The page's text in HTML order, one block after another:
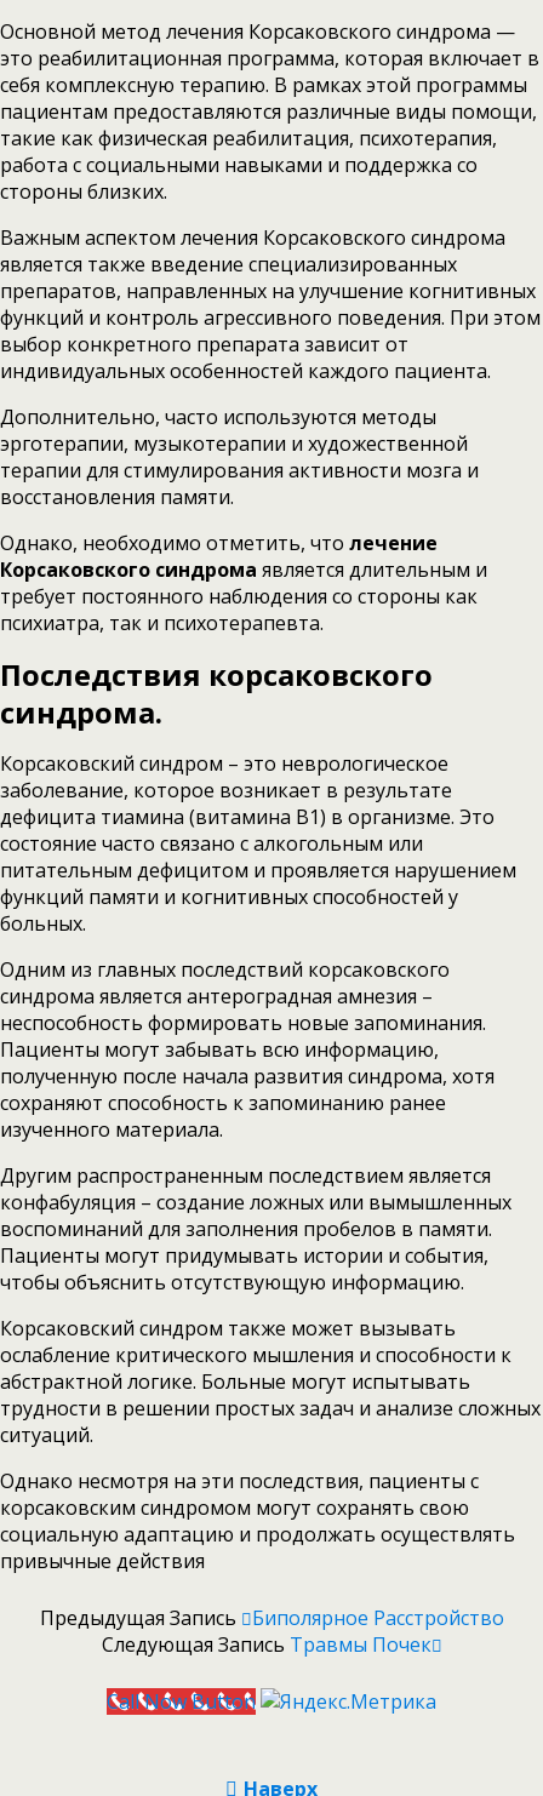
Основной метод лечения Корсаковского синдрома —
это реабилитационная программа, которая включает в
себя комплексную терапию. В рамках этой программы
пациентам предоставляются различные виды помощи,
такие как физическая реабилитация, психотерапия,
работа с социальными навыками и поддержка со
стороны близких.
Важным аспектом лечения Корсаковского синдрома
является также введение специализированных
препаратов, направленных на улучшение когнитивных
функций и контроль агрессивного поведения. При этом
выбор конкретного препарата зависит от
индивидуальных особенностей каждого пациента.
Дополнительно, часто используются методы
эрготерапии, музыкотерапии и художественной
терапии для стимулирования активности мозга и
восстановления памяти.
Однако, необходимо отметить, что лечение
Корсаковского синдрома является длительным и
требует постоянного наблюдения со стороны как
психиатра, так и психотерапевта.
Последствия корсаковского
синдрома.
Корсаковский синдром – это неврологическое
заболевание, которое возникает в результате
дефицита тиамина (витамина В1) в организме. Это
состояние часто связано с алкогольным или
питательным дефицитом и проявляется нарушением
функций памяти и когнитивных способностей у
больных.
Одним из главных последствий корсаковского
синдрома является антероградная амнезия –
неспособность формировать новые запоминания.
Пациенты могут забывать всю информацию,
полученную после начала развития синдрома, хотя
сохраняют способность к запоминанию ранее
изученного материала.
Другим распространенным последствием является
конфабуляция – создание ложных или вымышленных
воспоминаний для заполнения пробелов в памяти.
Пациенты могут придумывать истории и события,
чтобы объяснить отсутствующую информацию.
Корсаковский синдром также может вызывать
ослабление критического мышления и способности к
абстрактной логике. Больные могут испытывать
трудности в решении простых задач и анализе сложных
ситуаций.
Однако несмотря на эти последствия, пациенты с
корсаковским синдромом могут сохранять свою
социальную адаптацию и продолжать осуществлять
привычные действия
Предыдущая Запись
Биполярное Расстройство
Следующая Запись Травмы Почек
Call Now Button
Наверх